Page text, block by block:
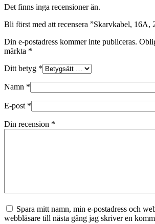
Det finns inga recensioner än.
Bli först med att recensera ”Skarvkabel, 16A,
Din e-postadress kommer inte publiceras.
märkta *
Ditt betyg *
Namn *
E-post *
Din recension *
Spara mitt namn, min e-postadress och
webbläsare till nästa gång jag skriver en